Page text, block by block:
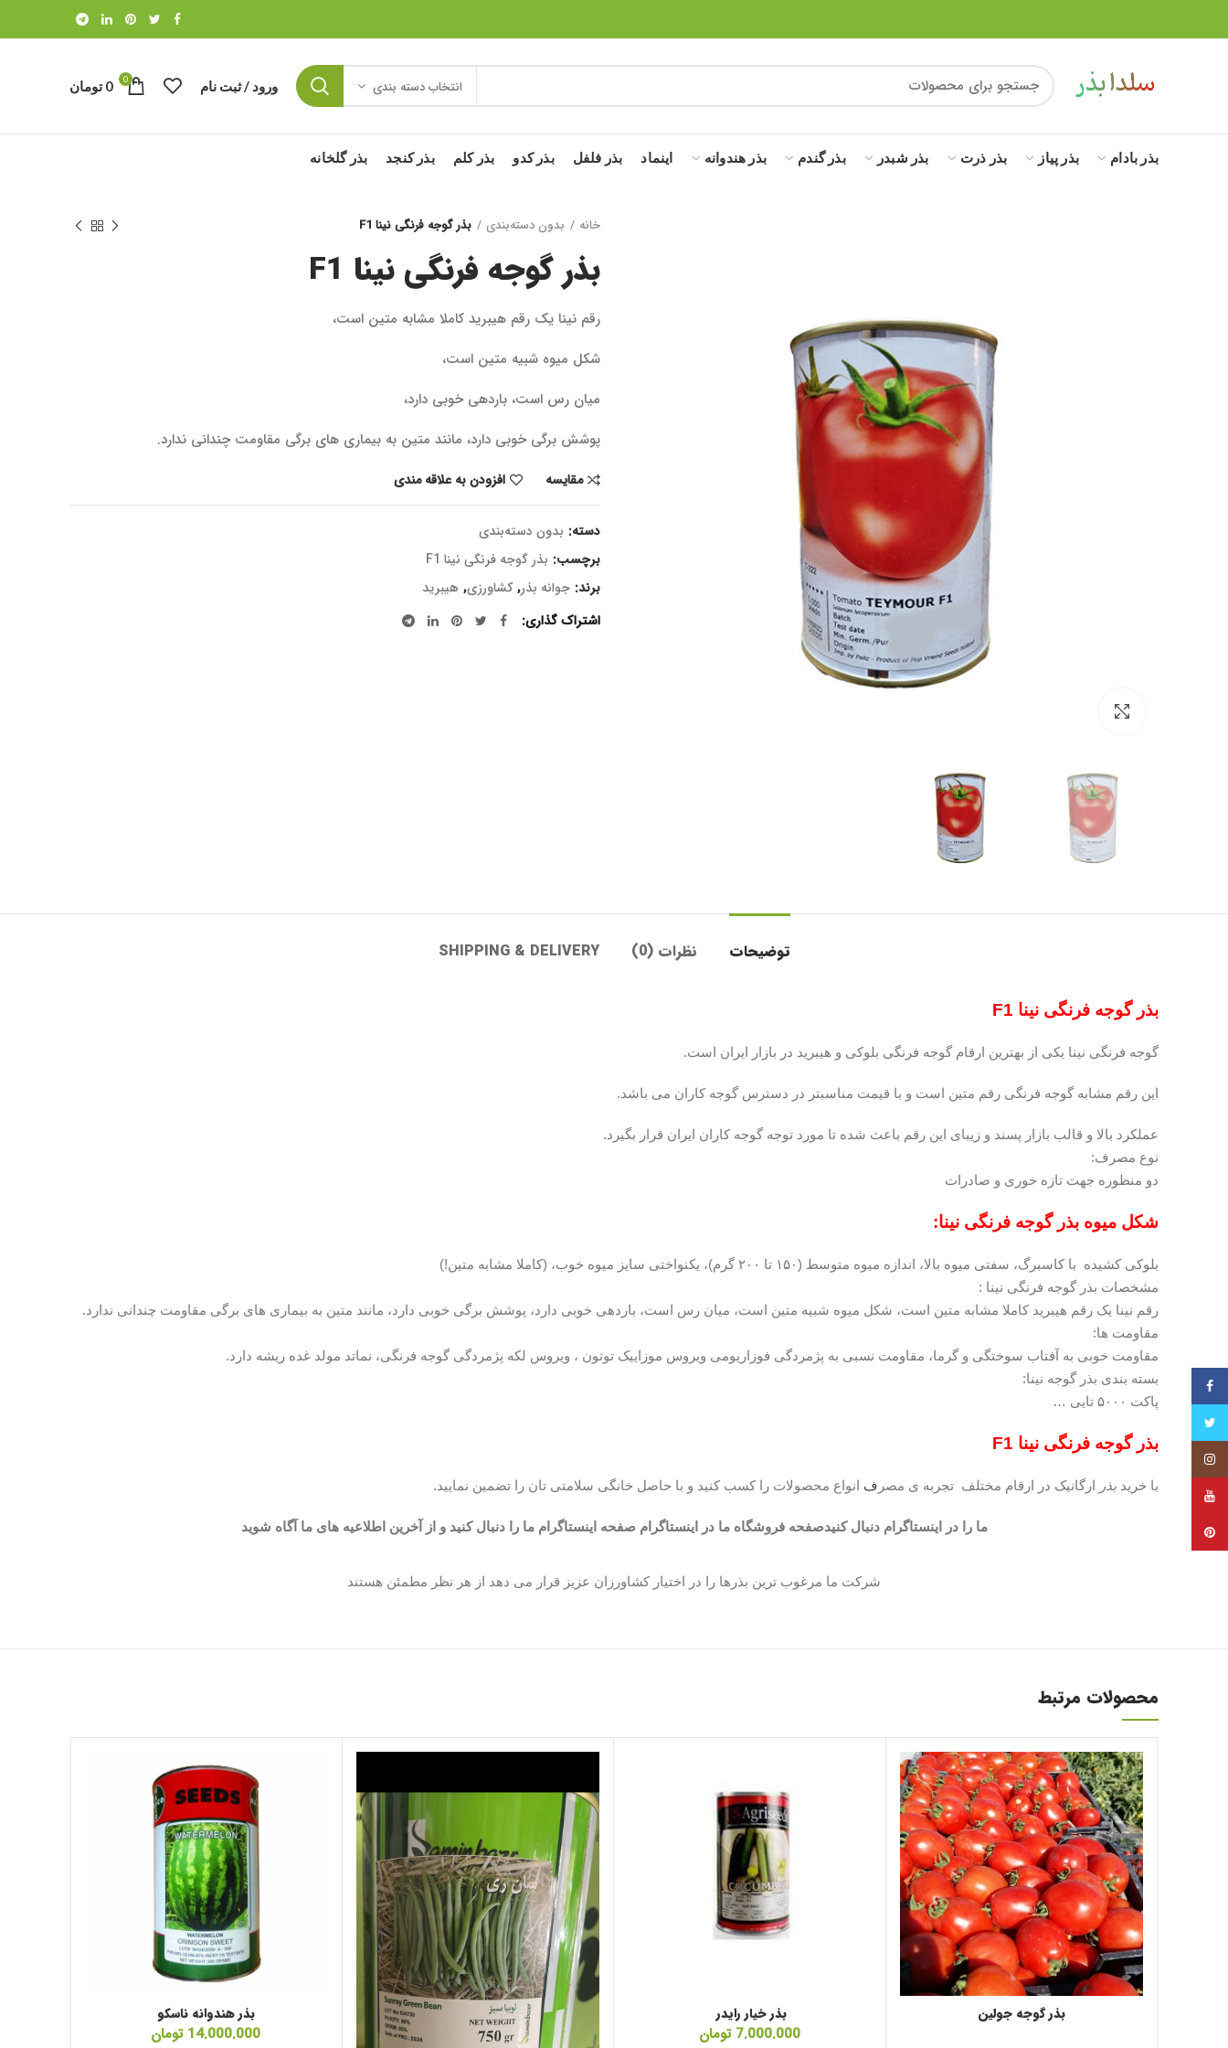
انتخاب دسته بندی ورود / ثبت نام 0
0 تومان
بذر بادام بذر پیاز بذر ذرت بذر شبدر بذر گندم بذر هندوانه اینماد بذر فلفل بذر کدو بذر کلم بذر کنجد بذر گلخانه
خانه بدون دسته‌بندی بذر گوجه فرنگی نینا F1
بذر گوجه فرنگی نینا F1
رقم نینا یک رقم هیبرید کاملا مشابه متین است،
شکل میوه شبیه متین است،
میان رس است، باردهی خوبی دارد،
پوشش برگی خوبی دارد، مانند متین به بیماری های برگی مقاومت چندانی ندارد.
مقایسه افزودن به علاقه مندی
دسته: بدون دسته‌بندی
برچسب: بذر گوجه فرنگی نینا F1
برند: جوانه بذر, کشاورزی, هیبرید
اشتراک گذاری
توضیحات نظرات (0) SHIPPING & DELIVERY
بذر گوجه فرنگی نینا F1
گوجه فرنگی نینا یکی از بهترین ارقام گوجه فرنگی بلوکی و هیبرید در بازار ایران است.
این رقم مشابه گوجه فرنگی رقم متین است و با قیمت مناسبتر در دسترس گوجه کاران می باشد.
عملکرد بالا و قالب بازار پسند و زیبای این رقم باعث شده تا مورد توجه گوجه کاران ایران قرار بگیرد.
نوع مصرف:
دو منظوره جهت تازه خوری و صادرات
شکل میوه بذر گوجه فرنگی نینا:
بلوکی کشیده با کاسبرگ، سفتی میوه بالا، اندازه میوه متوسط (۱۵۰ تا ۲۰۰ گرم)، یکنواختی سایز میوه خوب، (کاملا مشابه متین!)
مشخصات بذر گوجه فرنگی نینا :
رقم نینا یک رقم هیبرید کاملا مشابه متین است، شکل میوه شبیه متین است، میان رس است، باردهی خوبی دارد، پوشش برگی خوبی دارد، مانند متین به بیماری های برگی مقاومت چندانی ندارد.
مقاومت ها:
مقاومت خوبی به آفتاب سوختگی و گرما، مقاومت نسبی به پژمردگی فوزاریومی ویروس موزاییک توتون ، ویروس لکه پژمردگی گوجه فرنگی، نماتد مولد غده ریشه دارد.
بسته بندی بذر گوجه نینا:
پاکت ۵۰۰۰ تایی …
بذر گوجه فرنگی نینا F1
با خرید بذر ارگانیک در ارقام مختلف تجربه ی مصر ف انواع محصولات را کسب کنید و با حاصل خانگی سلامتی تان را تضمین نمایید.
ما را در اینستاگرام دنبال کنیدصفحه فروشگاه ما در اینستاگرام صفحه اینستاگرام ما را دنبال کنید و از آخرین اطلاعیه های ما آگاه شوید
شرکت ما مرغوب ترین بذرها را در اختیار کشاورزان عزیز قرار می دهد از هر نظر مطمئن هستند
محصولات مرتبط
بذر گوجه جولین بذر خیار رایدر
7.000.000 تومان
بذر هندوانه ناسکو
14.000.000 تومان
فیس بوک
اینستاگرام
یوتیوب